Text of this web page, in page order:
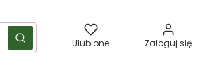
Szukaj Ulubione Zaloguj się